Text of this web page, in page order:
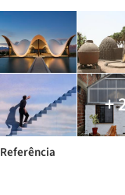
+
Referência